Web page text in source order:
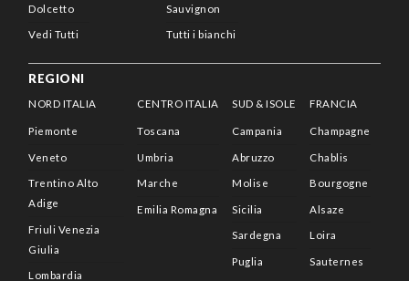
Dolcetto
Vedi Tutti
Sauvignon
Tutti i bianchi
REGIONI
NORD ITALIA
Piemonte
Veneto
Trentino Alto
Adige
Friuli Venezia
Giulia
Lombardia
CENTRO ITALIA
Toscana
Umbria
Marche
Emilia Romagna
SUD & ISOLE
Campania
Abruzzo
Molise
Sicilia
Sardegna
Puglia
FRANCIA
Champagne
Chablis
Bourgogne
Alsaze
Loira
Sauternes